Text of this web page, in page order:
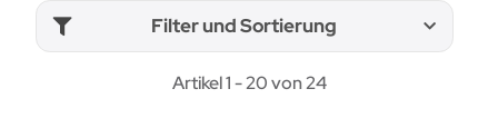
Filter und Sortierung
Artikel 1 - 20 von 24